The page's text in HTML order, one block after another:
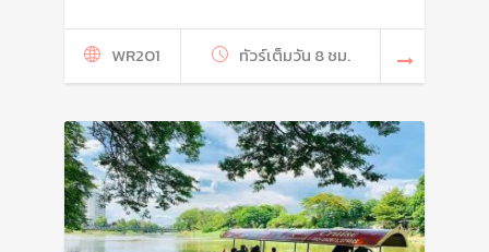
WR201 ทัวร์เต็มวัน 8 ชม.